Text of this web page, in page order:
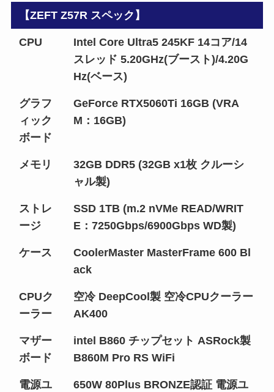
【ZEFT Z57R スペック】
CPU
Intel Core Ultra5 245KF 14コア/14
スレッド 5.20GHz(ブースト)/4.20G
Hz(ベース)
グラフ
ィック
ボード
GeForce RTX5060Ti 16GB (VRA
M：16GB)
メモリ
32GB DDR5 (32GB x1枚 クルーシ
ャル製)
ストレ
ージ
SSD 1TB (m.2 nVMe READ/WRIT
E：7250Gbps/6900Gbps WD製)
ケース
CoolerMaster MasterFrame 600 Bl
ack
CPUク
ーラー
空冷 DeepCool製 空冷CPUクーラー
AK400
マザー
ボード
intel B860 チップセット ASRock製
B860M Pro RS WiFi
電源ユ
650W 80Plus BRONZE認証 電源ユ